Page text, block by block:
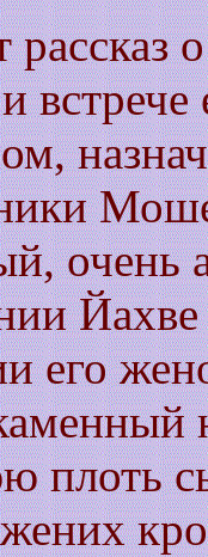
встрече
очень
его
плоть